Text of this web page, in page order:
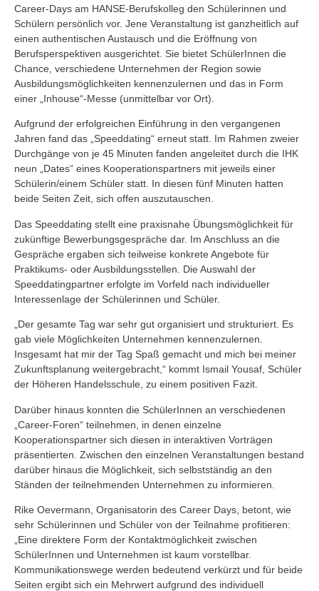
Career-Days am HANSE-Berufskolleg den Schülerinnen und
Schülern persönlich vor. Jene Veranstaltung ist ganzheitlich auf
einen authentischen Austausch und die Eröffnung von
Berufsperspektiven ausgerichtet. Sie bietet SchülerInnen die
Chance, verschiedene Unternehmen der Region sowie
Ausbildungsmöglichkeiten kennenzulernen und das in Form
einer „Inhouse“-Messe (unmittelbar vor Ort).
Aufgrund der erfolgreichen Einführung in den vergangenen
Jahren fand das „Speeddating“ erneut statt. Im Rahmen zweier
Durchgänge von je 45 Minuten fanden angeleitet durch die IHK
neun „Dates“ eines Kooperationspartners mit jeweils einer
Schülerin/einem Schüler statt. In diesen fünf Minuten hatten
beide Seiten Zeit, sich offen auszutauschen.
Das Speeddating stellt eine praxisnahe Übungsmöglichkeit für
zukünftige Bewerbungsgespräche dar. Im Anschluss an die
Gespräche ergaben sich teilweise konkrete Angebote für
Praktikums- oder Ausbildungsstellen. Die Auswahl der
Speeddatingpartner erfolgte im Vorfeld nach individueller
Interessenlage der Schülerinnen und Schüler.
„Der gesamte Tag war sehr gut organisiert und strukturiert. Es
gab viele Möglichkeiten Unternehmen kennenzulernen.
Insgesamt hat mir der Tag Spaß gemacht und mich bei meiner
Zukunftsplanung weitergebracht,“ kommt Ismail Yousaf, Schüler
der Höheren Handelsschule, zu einem positiven Fazit.
Darüber hinaus konnten die SchülerInnen an verschiedenen
„Career-Foren“ teilnehmen, in denen einzelne
Kooperationspartner sich diesen in interaktiven Vorträgen
präsentierten. Zwischen den einzelnen Veranstaltungen bestand
darüber hinaus die Möglichkeit, sich selbstständig an den
Ständen der teilnehmenden Unternehmen zu informieren.
Rike Oevermann, Organisatorin des Career Days, betont, wie
sehr Schülerinnen und Schüler von der Teilnahme profitieren:
„Eine direktere Form der Kontaktmöglichkeit zwischen
SchülerInnen und Unternehmen ist kaum vorstellbar.
Kommunikationswege werden bedeutend verkürzt und für beide
Seiten ergibt sich ein Mehrwert aufgrund des individuell